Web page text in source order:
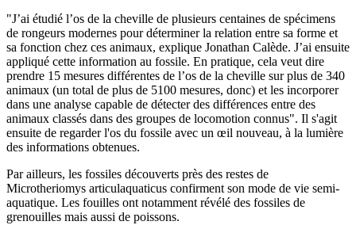
"J’ai étudié l’os de la cheville de plusieurs centaines de spécimens
de rongeurs modernes pour déterminer la relation entre sa forme et
sa fonction chez ces animaux, explique Jonathan Calède. J’ai ensuite
appliqué cette information au fossile. En pratique, cela veut dire
prendre 15 mesures différentes de l’os de la cheville sur plus de 340
animaux (un total de plus de 5100 mesures, donc) et les incorporer
dans une analyse capable de détecter des différences entre des
animaux classés dans des groupes de locomotion connus". Il s'agit
ensuite de regarder l'os du fossile avec un œil nouveau, à la lumière
des informations obtenues.
Par ailleurs, les fossiles découverts près des restes de
Microtheriomys articulaquaticus confirment son mode de vie semi-
aquatique. Les fouilles ont notamment révélé des fossiles de
grenouilles mais aussi de poissons.